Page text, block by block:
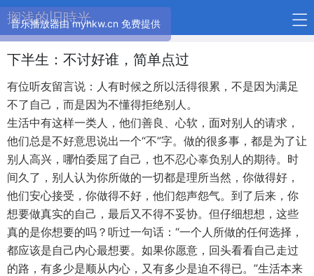
搁浅的旧時光
下半生：不讨好谁，简单点过
有位听友留言说：人有时候之所以活得很累，不是因为满足
不了自己，而是因为不懂得拒绝别人。
生活中有这样一类人，他们善良、心软，面对别人的请求，
他们总是不好意思说出一个“不”字。做的很多事，都是为了让
别人高兴，哪怕委屈了自己，也不忍心辜负别人的期待。时
间久了，别人认为你所做的一切都是理所当然，你做得好，
他们安心接受，你做得不好，他们怨声怨气。到了后来，你
想要做真实的自己，最后又不得不妥协。但仔细想想，这些
真的是你想要的吗？听过一句话：“一个人所做的任何选择，
都应该是自己内心最想要。如果你愿意，回头看看自己走过
的路，有多少是顺从内心，又有多少是迫不得已。”生活本来
音乐播放器由 myhkw.cn 免费提供